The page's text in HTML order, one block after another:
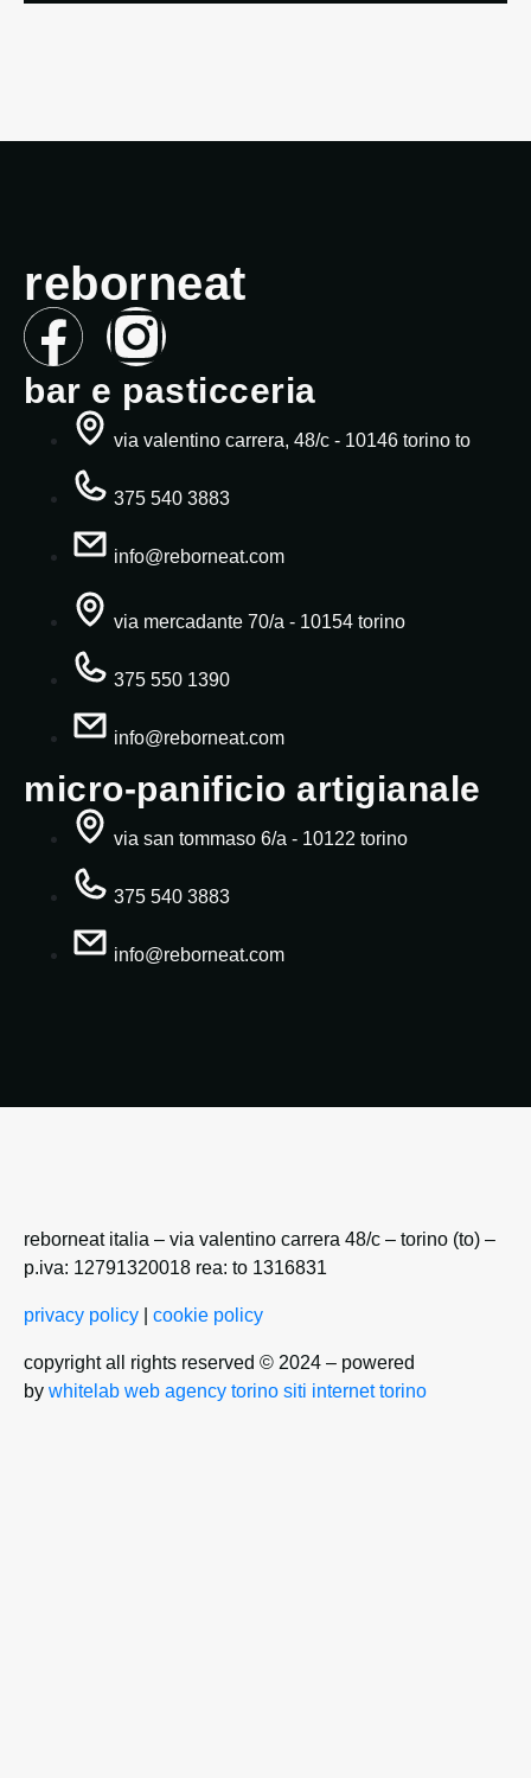
reborneat
bar e pasticceria
via valentino carrera, 48/c - 10146 torino to
375 540 3883
info@reborneat.com
via mercadante 70/a - 10154 torino
375 550 1390
info@reborneat.com
micro-panificio artigianale
via san tommaso 6/a - 10122 torino
375 540 3883
info@reborneat.com
reborneat italia – via valentino carrera 48/c – torino (to) –
p.iva: 12791320018 rea: to 1316831
privacy policy cookie policy
copyright all rights reserved © 2024 – powered
by whitelab web agency torino siti internet torino